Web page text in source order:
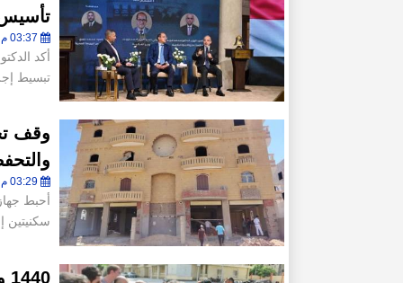
أكد
تبسيط
وقف
03:29 م - الإثنين 3 أغسطس 2026
أحبط
سكنيتين